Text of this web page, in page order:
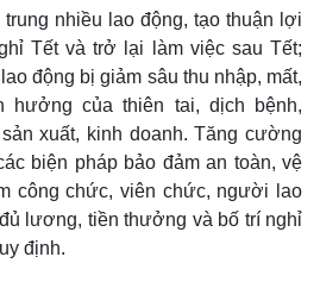
nhiều lao động, tạo thuận lợi
Tết và trở lại làm việc sau Tết;
động bị giảm sâu thu nhập, mất,
hưởng của thiên tai, dịch bệnh,
xuất, kinh doanh. Tăng cường
biện pháp bảo đảm an toàn, vệ
công chức, viên chức, người lao
lương, tiền thưởng và bố trí nghỉ
định.